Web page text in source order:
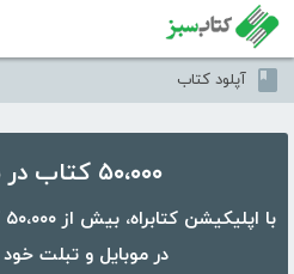
آپلود کتاب
۵۰،۰۰۰ کتاب در موبایل شما
در موبایل و تبلت